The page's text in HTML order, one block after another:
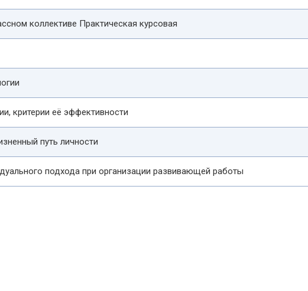
коллективе Практическая курсовая
критерии её эффективности
путь личности
подхода при организации развивающей работы